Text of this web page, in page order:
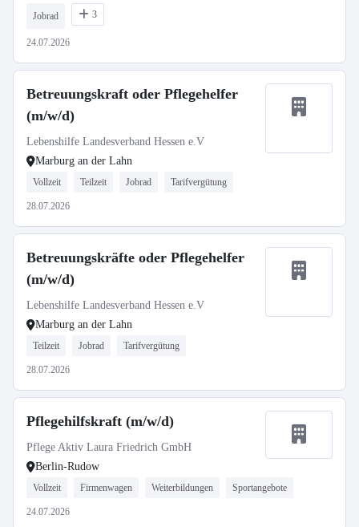
Jobrad 3
24.07.2026
Betreuungskraft oder Pflegehelfer
(m/w/d)
Lebenshilfe Landesverband Hessen e.V
Marburg an der Lahn
Vollzeit Teilzeit Jobrad Tarifvergütung
28.07.2026
Betreuungskräfte oder Pflegehelfer
(m/w/d)
Lebenshilfe Landesverband Hessen e.V
Marburg an der Lahn
Teilzeit Jobrad Tarifvergütung
28.07.2026
Pflegehilfskraft (m/w/d)
Pflege Aktiv Laura Friedrich GmbH
Berlin-Rudow
Vollzeit Firmenwagen Weiterbildungen Sportangebote
24.07.2026